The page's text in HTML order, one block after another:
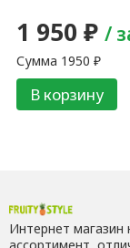
1 950₽ /
Сумма 1950 ₽
В корзину
Интернет